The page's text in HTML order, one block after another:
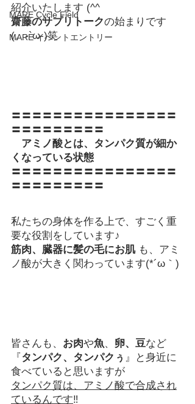
MARE Cycle Field
MARE イベントエントリー
紹介いたします (^^ゞ
齋藤のサプリトークの始まりです
(。-`ω-)笑
〓〓〓〓〓〓〓〓〓〓〓〓〓〓〓〓
〓〓〓〓〓〓〓〓〓
アミノ酸とは、タンパク質が細か
くなっている状態
〓〓〓〓〓〓〓〓〓〓〓〓〓〓〓〓
〓〓〓〓〓〓〓〓〓
私たちの身体を作る上で、すごく重
要な役割をしています♪
筋肉、臓器に髪の毛にお肌 も、アミ
ノ酸が大きく関わっています(*´ω｀)
皆さんも、 お肉や魚、 卵、豆など
『タンパク、タンパクぅ 』と身近に
食べていると思いますが
タンパク質は、アミノ酸で合成され
ているんです‼